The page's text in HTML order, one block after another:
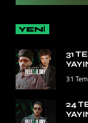
YENİ
31
31
24